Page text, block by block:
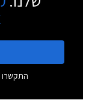
התקשרו